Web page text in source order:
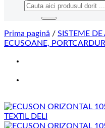
Caută
Prima pagină / SISTEME DE
ECUSOANE,